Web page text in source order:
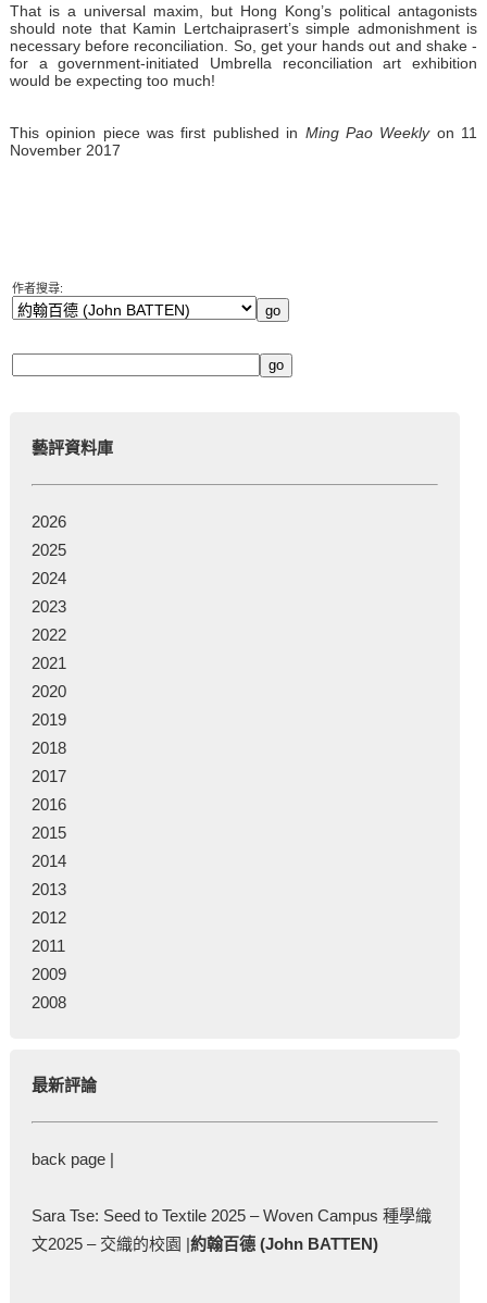
That is a universal maxim, but Hong Kong’s political antagonists
should note that Kamin Lertchaiprasert’s simple admonishment is
necessary before reconciliation. So, get your hands out and shake -
for a government-initiated Umbrella reconciliation art exhibition
would be expecting too much!
This opinion piece was first published in Ming Pao Weeklyon 11
November 2017
作者搜尋:
藝評資料庫
2026
2025
2024
2023
2022
2021
2020
2019
2018
2017
2016
2015
2014
2013
2012
2011
2009
2008
最新評論
back page |
Sara Tse: Seed to Textile 2025 – Woven Campus 種學織
文2025 – 交織的校園 |約翰百德 (John BATTEN)